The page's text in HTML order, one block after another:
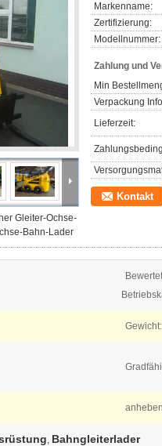
Gleiter-Ochse-
Bahn-Lader
Markenname:
Zertifizierung:
Modellnummer:
Zahlung und
Min
Verpackung
Lieferzeit:
Kontakt
Gewicht:
, Bahngleiterlader